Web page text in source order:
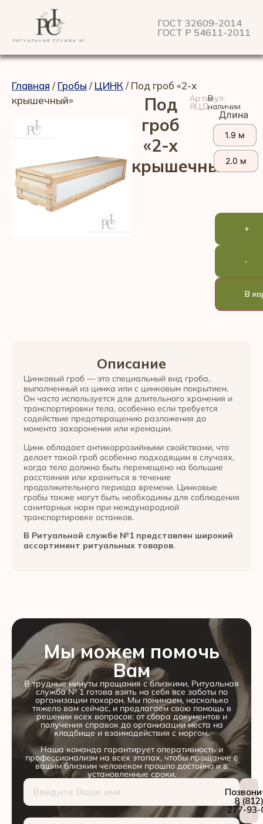
ГОСТ 32609-2014
ГОСТ Р 54611-2011
Главная /Гробы /ЦИНК / Под гроб «2-х
крышечный»
Под
гроб
«2-х
крышечный»
Артикул:
ЯЦД
В
наличии
Длина
1.9 м
2.0 м
+
-
В
Описание
Цинковый гроб — это специальный вид гроба,
выполненный из цинка или с цинковым покрытием.
Он часто используется для длительного хранения и
транспортировки тела, особенно если требуется
содействие предотвращению разложения до
момента захоронения или кремации.
Цинк обладает антикоррозийными свойствами, что
делает такой гроб особенно подходящим в случаях,
когда тело должно быть перемещено на большие
расстояния или храниться в течение
продолжительного периода времени. Цинковые
гробы также могут быть необходимы для соблюдения
санитарных норм при международной
транспортировке останков.
В Ритуальной службе №1 представлен широкий
ассортимент ритуальных товаров.
Мы можем помочь
Вам
В трудные минуты прощания с близкими, Ритуальная
служба № 1 готова взять на себя все заботы по
организации похорон. Мы понимаем, насколько
тяжело вам сейчас, и предлагаем свою помощь в
решении всех вопросов: от сбора документов и
получения справок до организации места на
кладбище и взаимодействия с моргом.
Наша команда гарантирует оперативность и
профессионализм на всех этапах, чтобы прощание с
вашим близким человеком прошло достойно и в
установленные сроки.
8 (812)
277-93-